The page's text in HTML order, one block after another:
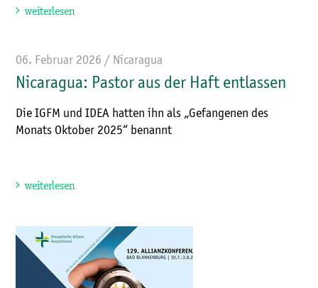
weiterlesen
06. Februar 2026 / Nicaragua
Nicaragua: Pastor aus der Haft entlassen
Die IGFM und IDEA hatten ihn als „Gefangenen des
Monats Oktober 2025“ benannt
weiterlesen